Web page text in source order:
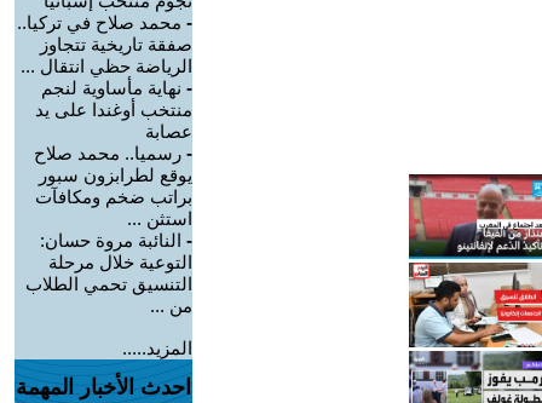
- محمد صلاح في تركيا..
صفقة تاريخية تتجاوز
الرياضة حظي انتقال ...
- نهاية مأساوية لنجم
منتخب أوغندا على يد
عصابة
- رسميا.. محمد صلاح
يوقع لطرابزون سبور
براتب ضخم ومكافآت
استثن ...
- النائبة مروة حسان:
التوعية خلال مرحلة
التنسيق تحمي الطلاب
من ...
المزيد.....
احدث الأخبار المهمة